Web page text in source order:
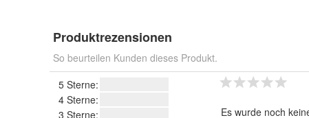
Produktrezensionen
So beurteilen Kunden dieses Produkt.
5 Sterne:
4 Sterne:
3 Sterne:
Es wurde noch